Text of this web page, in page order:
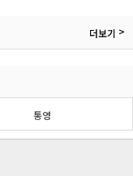
더보기 >
통영